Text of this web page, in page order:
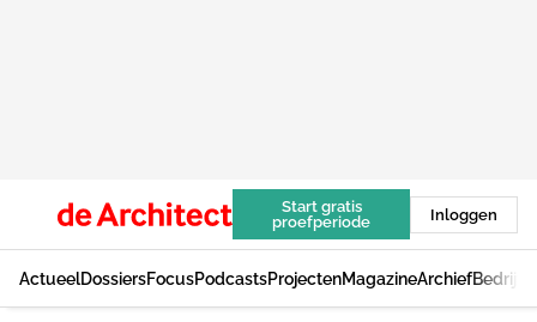
Start gratis
proefperiode
Inloggen
ActueelDossiersFocusPodcastsProjectenMagazineArchief